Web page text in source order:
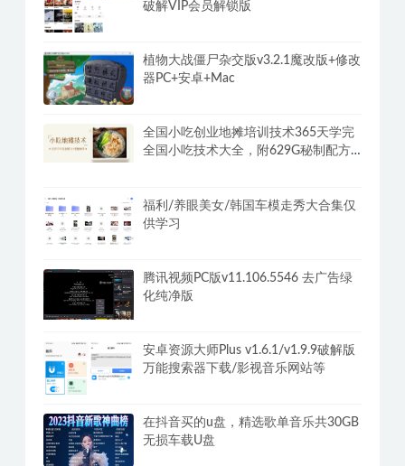
破解VIP会员解锁版
植物大战僵尸杂交版v3.2.1魔改版+修改
器PC+安卓+Mac
全国小吃创业地摊培训技术365天学完
全国小吃技术大全，附629G秘制配方
福利/养眼美女/韩国车模走秀大合集仅
供学习
腾讯视频PC版v11.106.5546 去广告绿
化纯净版
安卓资源大师Plus v1.6.1/v1.9.9破解版
万能搜索器下载/影视音乐网站等
在抖音买的u盘，精选歌单音乐共30GB
无损车载U盘